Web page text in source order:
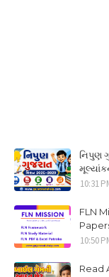
નિપુણ
10:31
FLN
10:50
Read